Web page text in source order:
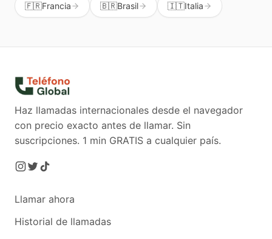
🇫🇷Francia 🇧🇷Brasil 🇮🇹Italia
Haz llamadas internacionales desde el navegador
con precio exacto antes de llamar. Sin
suscripciones. 1 min GRATIS a cualquier país.
Llamar ahora
Historial de llamadas